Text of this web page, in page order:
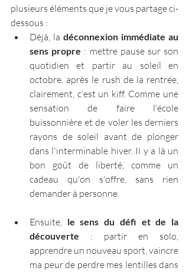
plusieurs éléments que je vous partage ci-
dessous :
Déjà, la déconnexion immédiate au
sens propre : mettre pause sur son
quotidien et partir au soleil en
octobre, après le rush de la rentrée,
clairement, c'est un kiff. Comme une
sensation de faire l'école
buissonnière et de voler les derniers
rayons de soleil avant de plonger
dans l'interminable hiver. Il y a là un
bon goût de liberté, comme un
cadeau qu'on s'offre, sans rien
demander à personne.
Ensuite, le sens du défi et de la
découverte : partir en solo,
apprendre un nouveau sport, vaincre
ma peur de perdre mes lentilles dans